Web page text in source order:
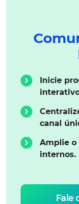
Inicie
canal
Amplie o
internos.
Fale